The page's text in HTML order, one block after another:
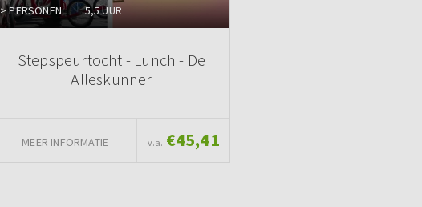
> PERSONEN 5,5 UUR
Stepspeurtocht - Lunch - De
Alleskunner
MEER INFORMATIE v.a. €45,41